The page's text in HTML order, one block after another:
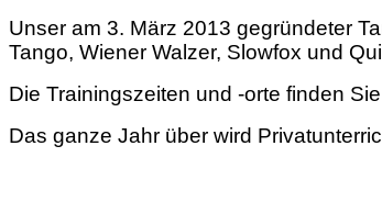
Unser am 3. März 2013 gegründeter
Tango, Wiener Walzer, Slowfox und
Die Trainingszeiten und -orte finden
Das ganze Jahr über wird